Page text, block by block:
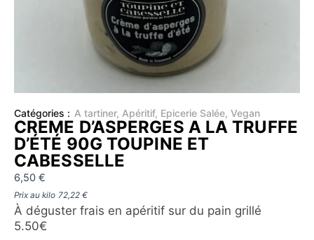
Catégories : A tartiner, Apéritif, Epicerie Salée, Vegan
CREME D’ASPERGES A LA TRUFFE
D’ÉTÉ 90G TOUPINE ET
CABESSELLE
6,50 €
Prix au kilo 72,22 €
À déguster frais en apéritif sur du pain grillé
5.50€